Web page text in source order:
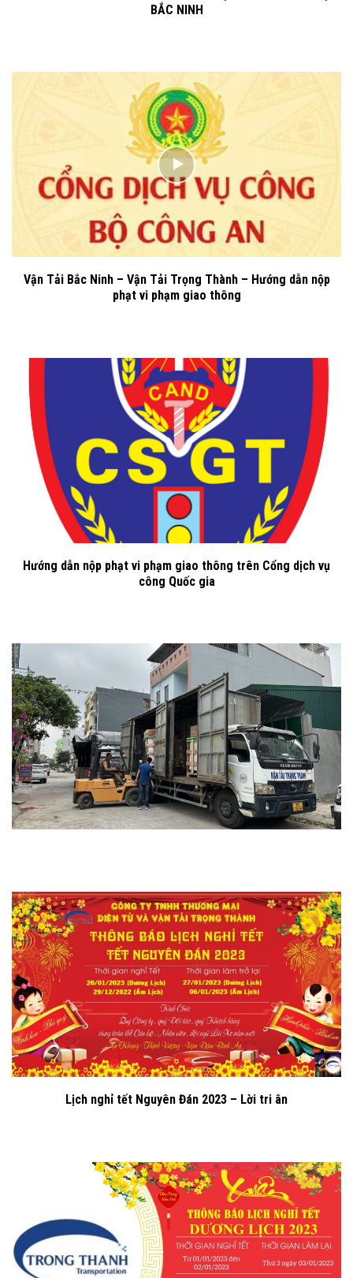
BẮC NINH
Vận Tải Bắc Ninh – Vận Tải Trọng Thành – Hướng dẫn nộp
phạt vi phạm giao thông
Hướng dẫn nộp phạt vi phạm giao thông trên Cổng dịch vụ
công Quốc gia
Lịch nghỉ tết Nguyên Đán 2023 – Lời tri ân